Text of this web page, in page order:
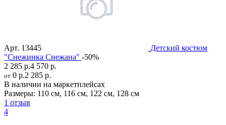
Арт. 13445
Детский костюм
"Снежинка Снежана" -50%
2 285 р.4 570 р.
от 0 р.2 285 р.
В наличии на маркетплейсах
Размеры: 110 см, 116 см, 122 см, 128 см
1 отзыв
4